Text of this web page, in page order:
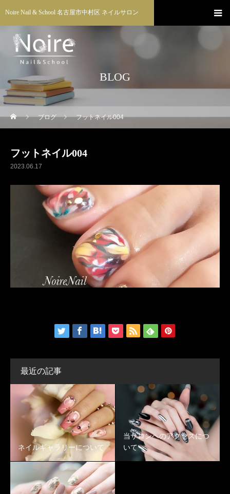
Noire Nail & School 名古屋市中村区 ネイルサロン
BLOG
ブログ フットネイル004
フットネイル004
2023.06.17
最近の記事
ネイルギャラリーについて
当サロンへのアクセスにつ
いて